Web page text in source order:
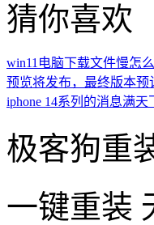
猜你喜欢
win11电脑下载文件慢怎
预览将发布，最终版本预
iphone 14系列的消息满
极客狗重
一键重装